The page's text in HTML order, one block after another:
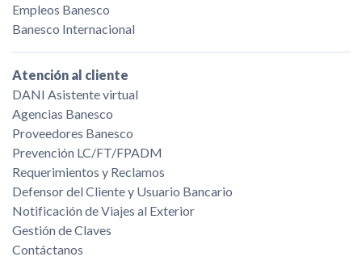
Empleos Banesco
Banesco Internacional
Atención al cliente
DANI Asistente virtual
Agencias Banesco
Proveedores Banesco
Prevención LC/FT/FPADM
Requerimientos y Reclamos
Defensor del Cliente y Usuario Bancario
Notificación de Viajes al Exterior
Gestión de Claves
Contáctanos